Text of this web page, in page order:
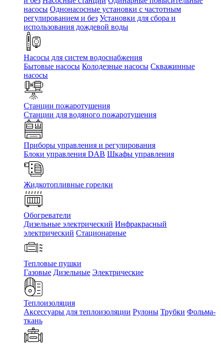
насосы Однонасосные установки с частотным
регулированием и без Установки для сбора и
использования дождевой воды
Насосы для систем водоснабжения
Бытовые насосы Колодезные насосы Скважинные
насосы
Станции пожаротушения
Станции для водяного пожаротушения
Приборы управления и регулирования
Блоки управления DAB Шкафы управления
Жидкотопливные горелки
Обогреватели
Дизельные электрический Инфракрасный
электрический Стационарные
Тепловые пушки
Газовые Дизельные Электрические
Теплоизоляция
Аксессуары для теплоизоляции Рулоны Трубки Фольма-
ткань